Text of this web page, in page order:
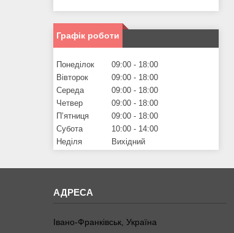
Графік роботи
Понеділок 09:00
18:00
Вівторок
09:00
18:00
Середа
09:00
18:00
Четвер
09:00
18:00
Пʼятниця
09:00
18:00
Субота
10:00
14:00
Неділя
Вихідний
Івано-Франківськ, Україна